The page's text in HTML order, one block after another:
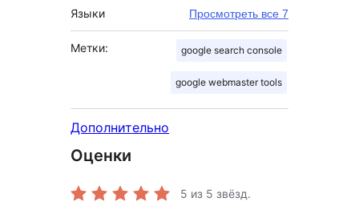
Языки Просмотреть все 7
Метки: google search console
google webmaster tools
Дополнительно
Оценки
5 из 5 звёзд.